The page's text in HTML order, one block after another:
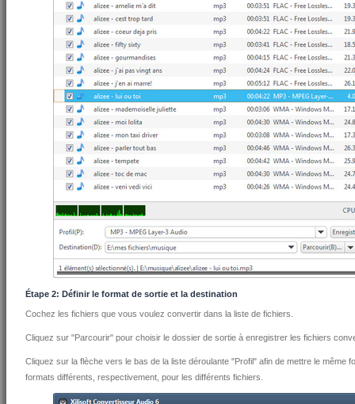
Étape 2: Définir le format de sortie et la destination
Cochez les fichiers que vous voulez convertir dans la liste de fichiers.
Cliquez sur "Parcourir" pour choisir le dossier de sortie à enregistrer les fichiers
Cliquez sur la flèche vers le bas de la liste déroulante "Profil" afin de mettre le même
formats différents, respectivement, pour les différents fichiers.